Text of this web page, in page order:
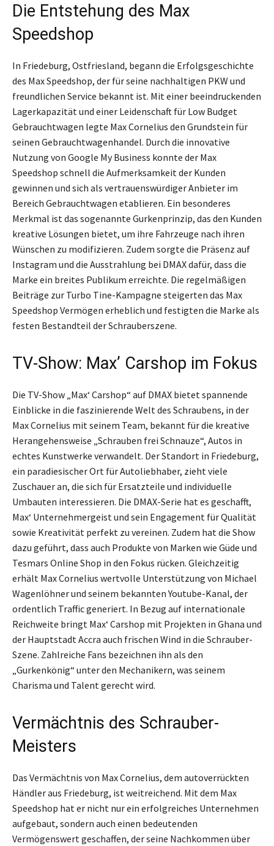
Die Entstehung des Max
Speedshop
In Friedeburg, Ostfriesland, begann die Erfolgsgeschichte
des Max Speedshop, der für seine nachhaltigen PKW und
freundlichen Service bekannt ist. Mit einer beeindruckenden
Lagerkapazität und einer Leidenschaft für Low Budget
Gebrauchtwagen legte Max Cornelius den Grundstein für
seinen Gebrauchtwagenhandel. Durch die innovative
Nutzung von Google My Business konnte der Max
Speedshop schnell die Aufmerksamkeit der Kunden
gewinnen und sich als vertrauenswürdiger Anbieter im
Bereich Gebrauchtwagen etablieren. Ein besonderes
Merkmal ist das sogenannte Gurkenprinzip, das den Kunden
kreative Lösungen bietet, um ihre Fahrzeuge nach ihren
Wünschen zu modifizieren. Zudem sorgte die Präsenz auf
Instagram und die Ausstrahlung bei DMAX dafür, dass die
Marke ein breites Publikum erreichte. Die regelmäßigen
Beiträge zur Turbo Tine-Kampagne steigerten das Max
Speedshop Vermögen erheblich und festigten die Marke als
festen Bestandteil der Schrauberszene.
TV-Show: Maxʼ Carshop im Fokus
Die TV-Show „Max‘ Carshop“ auf DMAX bietet spannende
Einblicke in die faszinierende Welt des Schraubens, in der
Max Cornelius mit seinem Team, bekannt für die kreative
Herangehensweise „Schrauben frei Schnauze“, Autos in
echtes Kunstwerke verwandelt. Der Standort in Friedeburg,
ein paradiesischer Ort für Autoliebhaber, zieht viele
Zuschauer an, die sich für Ersatzteile und individuelle
Umbauten interessieren. Die DMAX-Serie hat es geschafft,
Max‘ Unternehmergeist und sein Engagement für Qualität
sowie Kreativität perfekt zu vereinen. Zudem hat die Show
dazu geführt, dass auch Produkte von Marken wie Güde und
Tesmars Online Shop in den Fokus rücken. Gleichzeitig
erhält Max Cornelius wertvolle Unterstützung von Michael
Wagenlöhner und seinem bekannten Youtube-Kanal, der
ordentlich Traffic generiert. In Bezug auf internationale
Reichweite bringt Max‘ Carshop mit Projekten in Ghana und
der Hauptstadt Accra auch frischen Wind in die Schrauber-
Szene. Zahlreiche Fans bezeichnen ihn als den
„Gurkenkönig“ unter den Mechanikern, was seinem
Charisma und Talent gerecht wird.
Vermächtnis des Schrauber-
Meisters
Das Vermächtnis von Max Cornelius, dem autoverrückten
Händler aus Friedeburg, ist weitreichend. Mit dem Max
Speedshop hat er nicht nur ein erfolgreiches Unternehmen
aufgebaut, sondern auch einen bedeutenden
Vermögenswert geschaffen, der seine Nachkommen über